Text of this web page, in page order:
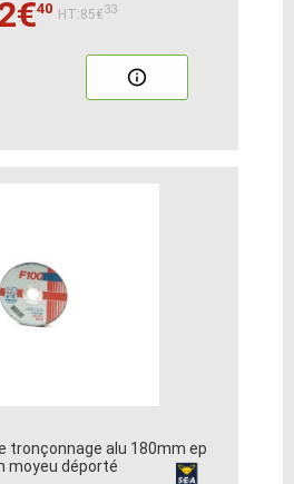
40 HT:85€33
tronçonnage alu 180mm ep
moyeu déporté